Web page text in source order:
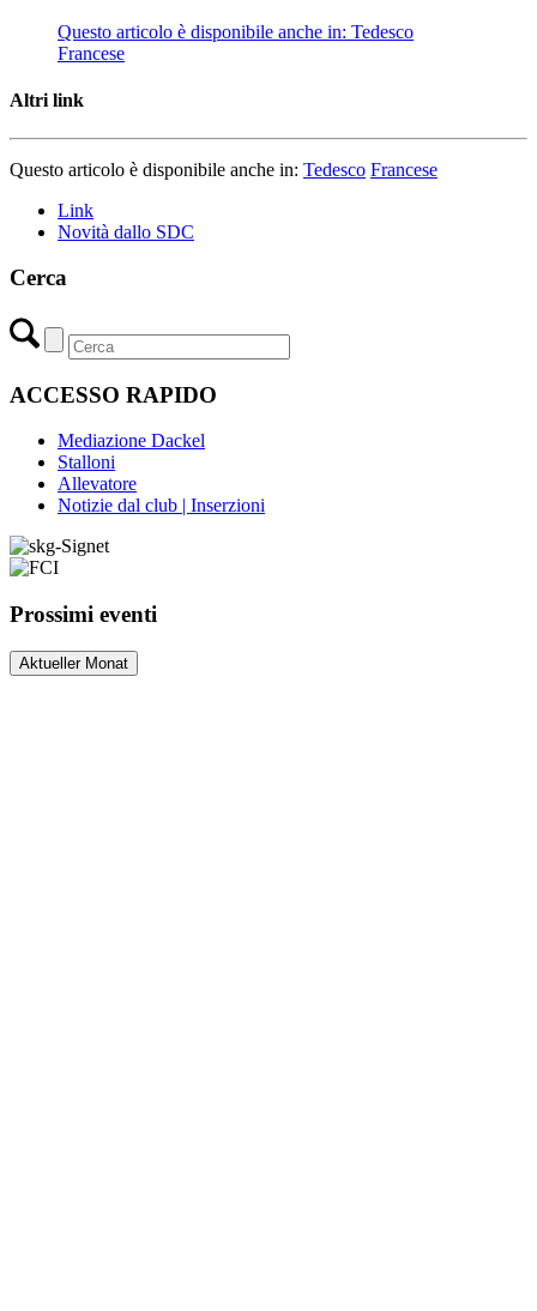
Questo articolo è disponibile anche in: Tedesco
Francese
Altri link
Questo articolo è disponibile anche in: Tedesco Francese
Link
Novità dallo SDC
Cerca
ACCESSO RAPIDO
Mediazione Dackel
Stalloni
Allevatore
Notizie dal club | Inserzioni
Prossimi eventi
Aktueller Monat